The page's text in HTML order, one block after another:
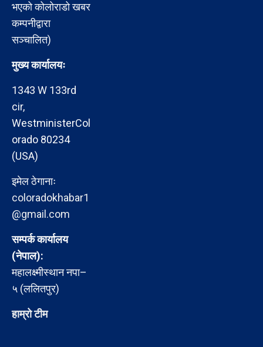
भएको कोलोराडो खबर
कम्पनीद्वारा
सञ्चालित)
मुख्य कार्यालयः
1343 W 133rd
cir,
WestministerCol
orado 80234
(USA)
इमेल ठेगानाः
coloradokhabar1
@gmail.com
सम्पर्क कार्यालय
(नेपाल):
महालक्ष्मीस्थान नपा–
५ (ललितपुर)
हाम्रो टीम